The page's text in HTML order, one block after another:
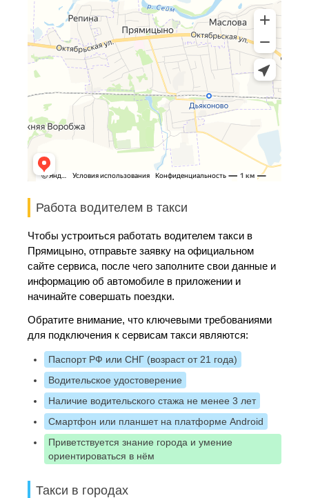
Работа водителем в такси
Чтобы устроиться работать водителем такси в
Прямицыно, отправьте заявку на официальном
сайте сервиса, после чего заполните свои данные и
информацию об автомобиле в приложении и
начинайте совершать поездки.
Обратите внимание, что ключевыми требованиями
для подключения к сервисам такси являются:
Паспорт РФ или СНГ (возраст от 21 года)
Водительское удостоверение
Наличие водительского стажа не менее 3 лет
Смартфон или планшет на платформе Android
Приветствуется знание города и умение
ориентироваться в нём
Такси в городах